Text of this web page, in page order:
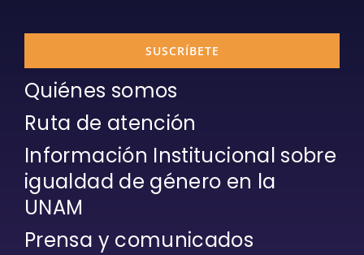
SUSCRÍBETE
Quiénes somos
Ruta de atención
Información Institucional sobre
igualdad de género en la
UNAM
Prensa y comunicados